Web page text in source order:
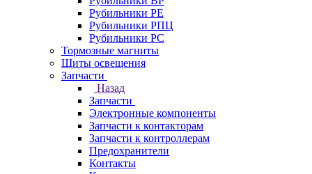
Рубильники РЕ
Рубильники РПЦ
Рубильники РС
Тормозные магниты
Щиты освещения
Запчасти
Назад
Запчасти
Электронные компоненты
Запчасти к контакторам
Запчасти к контроллерам
Предохранители
Контакты